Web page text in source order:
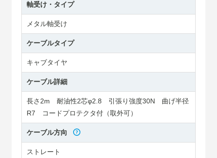
軸受け・タイプ
メタル軸受け
ケーブルタイプ
キャブタイヤ
ケーブル詳細
長さ2m 耐油性2芯φ2.8 引張り強度30N 曲げ半径
R7 コードプロテクタ付（取外可）
ケーブル方向
ストレート